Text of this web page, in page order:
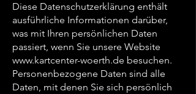
Diese Datenschutzerklärung enthält
ausführliche Informationen darüber,
was mit Ihren persönlichen Daten
passiert, wenn Sie unsere Website
www.kartcenter-woerth.de besuchen.
Personenbezogene Daten sind alle
Daten, mit denen Sie sich persönlich